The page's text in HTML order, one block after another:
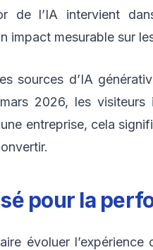
de l’IA intervient
impact mesurable sur
sources d’IA
2026, les visiteurs
entreprise, cela
pour la
évoluer